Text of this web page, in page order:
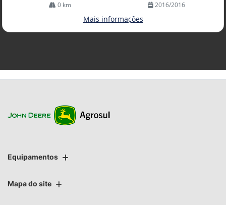
0 km 2016/2016
Mais informações
Equipamentos
Mapa do site